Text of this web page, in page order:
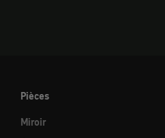
Pièces
Miroir